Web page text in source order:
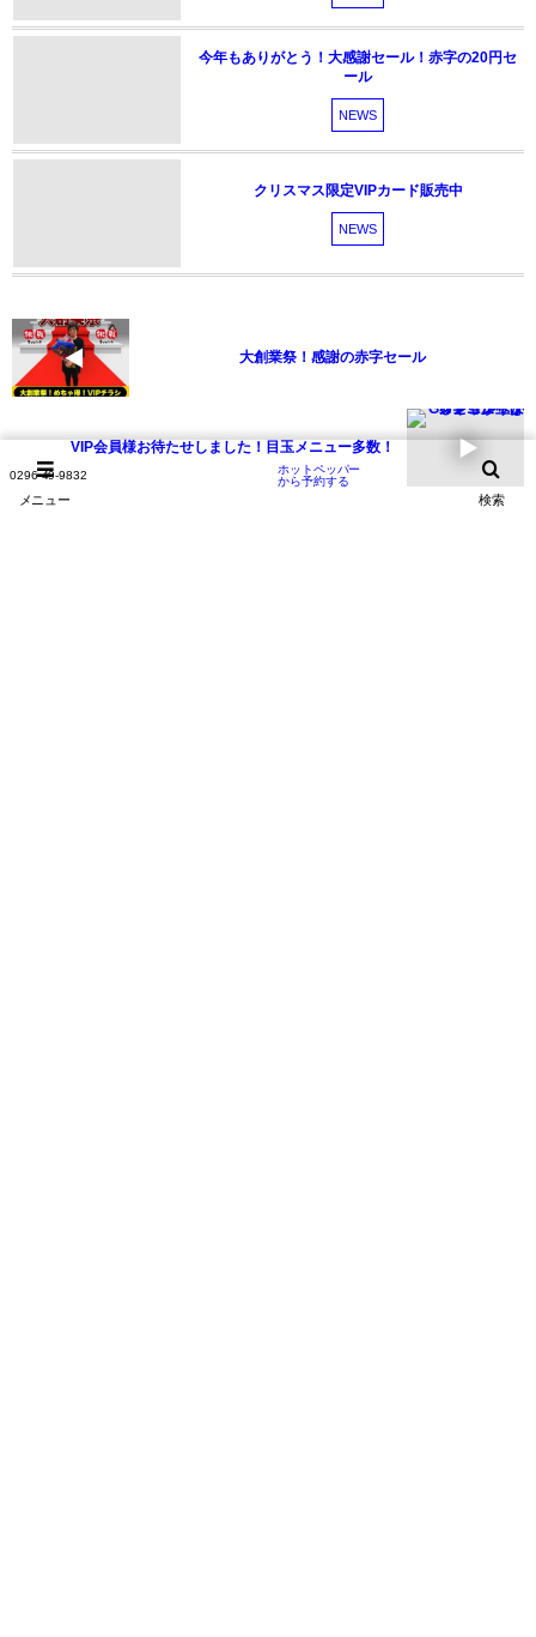
今年もありがとう！大感謝セール！赤字の20円セ
ール
NEWS
クリスマス限定VIPカード販売中
NEWS
大創業祭！感謝の赤字セール
VIP会員様お待たせしました！目玉メニュー多数！
メニュー 検索
0296-49-9832
ホットペッパー
から予約する